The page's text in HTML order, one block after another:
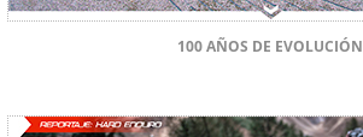
100 AÑOS DE EVOLUCIÓN